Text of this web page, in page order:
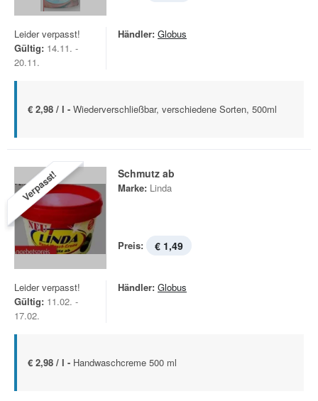
Leider verpasst!
Gültig: 14.11. -
20.11.
Händler: Globus
€ 2,98 / l - Wiederverschließbar, verschiedene Sorten, 500ml
Verpasst! Schmutz ab
Marke: Linda
Preis: € 1,49
Leider verpasst!
Gültig: 11.02. -
17.02.
Händler: Globus
€ 2,98 / l - Handwaschcreme 500 ml